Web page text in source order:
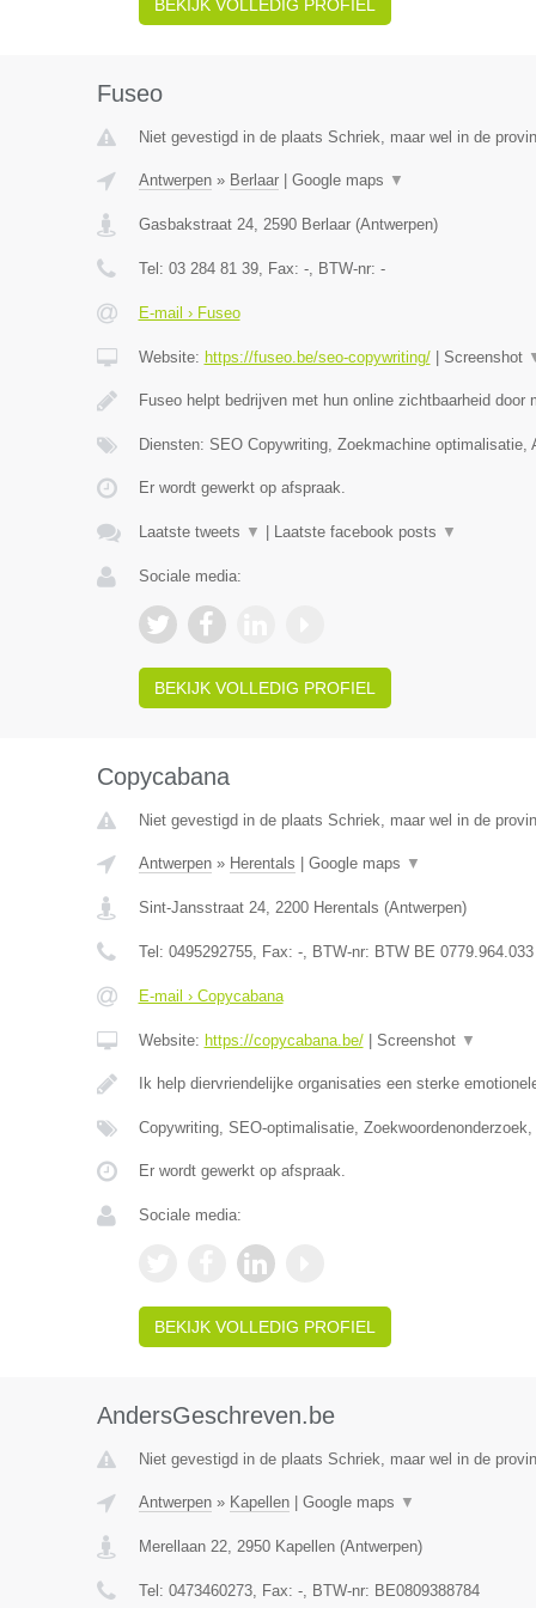
BEKIJK VOLLEDIG PROFIEL
Fuseo
Niet gevestigd in de plaats Schriek, maar wel in de
Antwerpen» Berlaar| Google maps ▼
Gasbakstraat 24, 2590 Berlaar(Antwerpen)
Tel: 03 284 81 39, Fax: -, BTW-nr: -
E-mail › Fuseo
Website: https://fuseo.be/seo-copywriting/| Screenshot
Fuseo helpt bedrijven met hun online zichtbaarheid door
Diensten: SEO Copywriting, Zoekmachine optimalisatie,
Er wordt gewerkt op afspraak.
Laatste tweets ▼ Laatste facebook posts ▼
Sociale media:
BEKIJK VOLLEDIG PROFIEL
Copycabana
Niet gevestigd in de plaats Schriek, maar wel in de
Antwerpen» Herentals Google maps ▼
Sint-Jansstraat 24, 2200 Herentals (Antwerpen)
Tel: 0495292755, Fax: -, BTW-nr: BTW BE 0779.964.033
E-mail › Copycabana
Website: https://copycabana.be/| Screenshot ▼
Ik help diervriendelijke organisaties een sterke
Copywriting, SEO-optimalisatie,
Er wordt gewerkt op afspraak.
Sociale media:
BEKIJK VOLLEDIG PROFIEL
AndersGeschreven.be
Niet gevestigd in de plaats Schriek, maar wel in de
Antwerpen» Kapellen| Google maps ▼
Merellaan 22, 2950 Kapellen(Antwerpen)
Tel: 0473460273, Fax: -, BTW-nr: BE0809388784